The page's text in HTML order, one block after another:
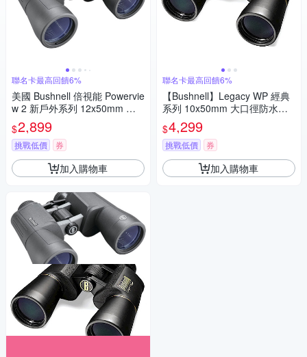
聯名卡最高回饋6%
美國 Bushnell 倍視能 Powervie
w 2 新戶外系列 12x50mm 大
口徑高倍雙筒望遠鏡 PWV1250
公司貨
$2,899
挑戰低價 券
加入購物車
聯名卡最高回饋6%
【Bushnell】Legacy WP 經典
系列 10x50mm 大口徑防水型
雙筒望遠鏡 120150 (公司貨)
$4,299
挑戰低價 券
加入購物車